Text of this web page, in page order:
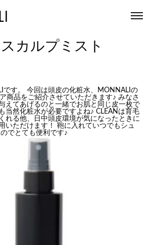
カルプミスト
です。 今回は頭皮の化粧水、MONNALIの
商品をご紹介させていただきます♪ みなさ
えてあげるのと一緒でお肌と同じ皮一枚で
当然化粧水が必要ですよね♪ CLEANは育毛
れる他、日中頭皮環境が気になったときに
いただけます！ 鞄に入れていつでもシュ
でとても便利です♪